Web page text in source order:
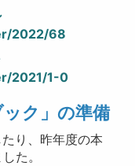
2022/68
2021/1-0
ク」の準備
り、昨年度の本
た。